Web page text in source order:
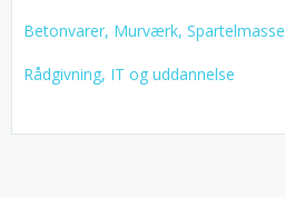
Betonvarer, Murværk, Spartelmasse
Rådgivning, IT og uddannelse